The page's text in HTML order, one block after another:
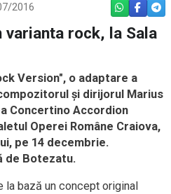
2016 WHATSAPP
varianta rock, la Sala
Version", o adaptare a
şi dirijorul Marius
Concertino Accordion
Operei Române Craiova,
pe 14 decembrie.
de Botezatu.
la bază un concept original